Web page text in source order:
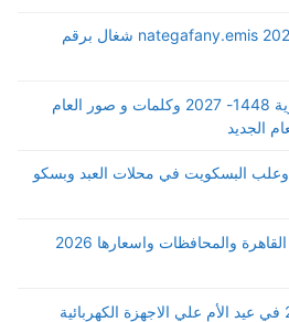
رابط نتيجة الدبلومات الفنية 2026 nategafany.emis شغال برقم
رسائل تهنئة رأس السنة الهجرية 1448- 2027 وكلمات و صور العام
جميع أسعار كحك العيد 2026 وعلب البسكويت في محلات العبد وبسكو
اجمل أماكن خروجة العيد في القاهرة والمحافظات واسعارها 2026
تخفيضات كارفور مارس 2026 في عيد الأم علي الاجهزة الكهربائية